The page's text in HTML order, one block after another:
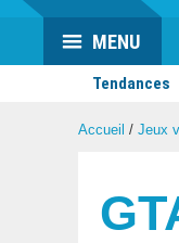
MENU
Tendances
Accueil / Jeux